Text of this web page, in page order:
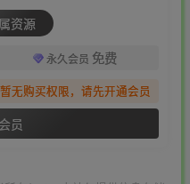
资源
永久会员 免费
无购买权限，请先开通会员
员